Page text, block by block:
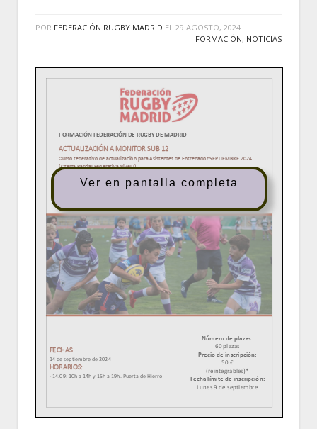
POR FEDERACIÓN RUGBY MADRID EL 29 AGOSTO, 2024
FORMACIÓN, NOTICIAS
Ver en pantalla completa